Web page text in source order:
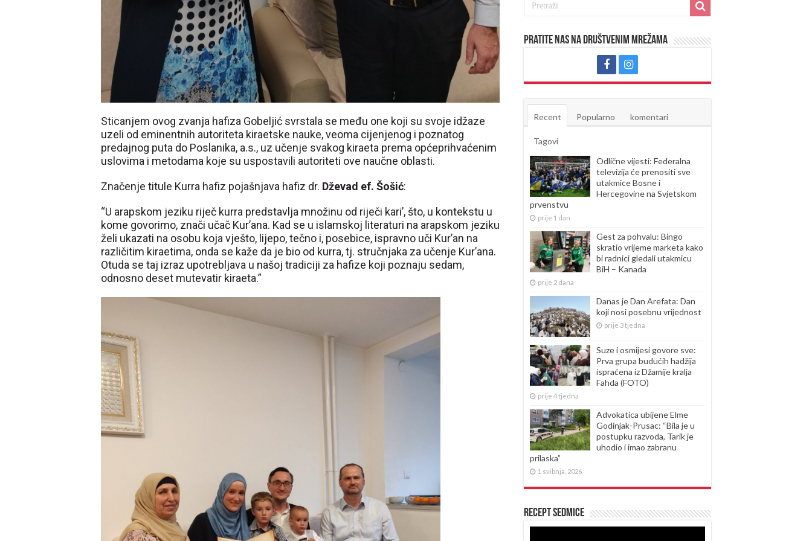
Sticanjem ovog zvanja hafiza Gobeljić svrstala se među one koji su svoje idžaze
uzeli od eminentnih autoriteta kiraetske nauke, veoma cijenjenog i poznatog
predajnog puta do Poslanika, a.s., uz učenje svakog kiraeta prema općeprihvaćenim
uslovima i metodama koje su uspostavili autoriteti ove naučne oblasti.
Značenje titule Kurra hafiz pojašnjava hafiz dr. Dževad ef. Šošić:
“U arapskom jeziku riječ kurra predstavlja množinu od riječi kari’, što, u kontekstu u
kome govorimo, znači učač Kur’ana. Kad se u islamskoj literaturi na arapskom jeziku
želi ukazati na osobu koja vješto, lijepo, tečno i, posebice, ispravno uči Kur’an na
različitim kiraetima, onda se kaže da je bio od kurra, tj. stručnjaka za učenje Kur’ana.
Otuda se taj izraz upotrebljava u našoj tradiciji za hafize koji poznaju sedam,
odnosno deset mutevatir kiraeta.”
Pratite nas na društvenim mrežama
Recent Popularno komentari
Tagovi
Odlične vijesti: Federalna
televizija će prenositi sve
utakmice Bosne i
Hercegovine na Svjetskom
prvenstvu
prije 1 dan
Gest za pohvalu: Bingo
skratio vrijeme marketa kako
bi radnici gledali utakmicu
BiH – Kanada
prije 2 dana
Danas je Dan Arefata: Dan
koji nosi posebnu vrijednost
prije 3 tjedna
Suze i osmijesi govore sve:
Prva grupa budućih hadžija
ispraćena iz Džamije kralja
Fahda (FOTO)
prije 4 tjedna
Advokatica ubijene Elme
Godinjak-Prusac: “Bila je u
postupku razvoda, Tarik je
uhodio i imao zabranu
prilaska”
1 svibnja, 2026
Recept sedmice